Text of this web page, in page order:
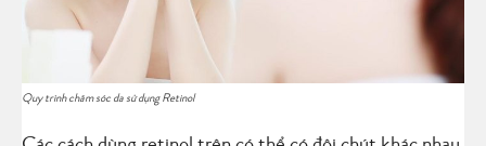
Quy trình chăm sóc da sử dụng Retinol